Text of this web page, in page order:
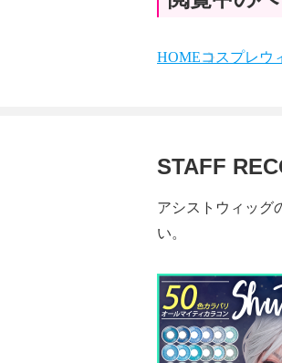
HOMEコスプレウ
STAFF
アシストウィッグ
い。